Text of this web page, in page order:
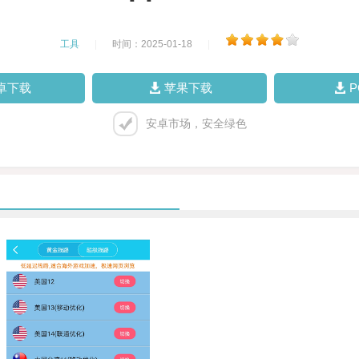
工具 时间：2025-01-18
下载 苹果下载
安卓市场，安全绿色